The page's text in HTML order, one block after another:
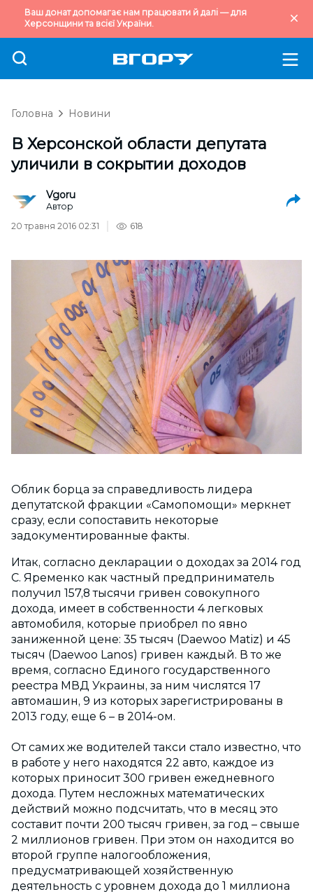
Ваш донат допомагає нам працювати й далі — для
Херсонщини та всієї України.
Головна Новини
В Херсонской области депутата
уличили в сокрытии доходов
Vgoru
Автор
20 травня 2016 02:31
618
Облик борца за справедливость лидера
депутатской фракции «Самопомощи» меркнет
сразу, если сопоставить некоторые
задокументированные факты.
Итак, согласно декларации о доходах за 2014 год
С. Яременко как частный предприниматель
получил 157,8 тысячи гривен совокупного
дохода, имеет в собственности 4 легковых
автомобиля, которые приобрел по явно
заниженной цене: 35 тысяч (Daewoo Matiz) и 45
тысяч (Daewoo Lanos) гривен каждый. В то же
время, согласно Единого государственного
реестра МВД Украины, за ним числятся 17
автомашин, 9 из которых зарегистрированы в
2013 году, еще 6 – в 2014-ом.
От самих же водителей такси стало известно, что
в работе у него находятся 22 авто, каждое из
которых приносит 300 гривен ежедневного
дохода. Путем несложных математических
действий можно подсчитать, что в месяц это
составит почти 200 тысяч гривен, за год – свыше
2 миллионов гривен. При этом он находится во
второй группе налогообложения,
предусматривающей хозяйственную
деятельность с уровнем дохода до 1 миллиона